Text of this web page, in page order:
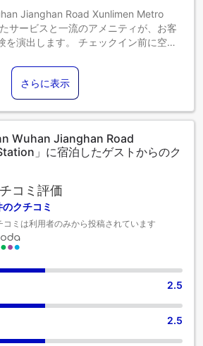
Jianghan Road Xunlimen Metro
サービスと一流のアメニティが、お客
を演出します。 チェックイン前に空港
在をお約束します。City Comfort Inn
Xunlimen Metro Stationのランドリー
、一番お気に入りの服装を繰り返し楽
City Comfort Inn Wuhan Jianghan
ために、心を込めて作られ、飾られて
リネンサービスを備えた客室もあり、
けます。一部の客室では、室内でのビ
日刊新聞、テレビなどの娯楽をお楽し
ヒーや紅茶を淹れるのに必要なものが
もあるので、喉が渇いても安心です。
理解している当宿泊施設では、バスロ
ヤーをご用意しております。
さらに表示
Wuhan Jianghan Road
」に宿泊したゲストからのク
コミ評価
クチコミ
コミは利用者のみから投稿されています
2.5
2.5